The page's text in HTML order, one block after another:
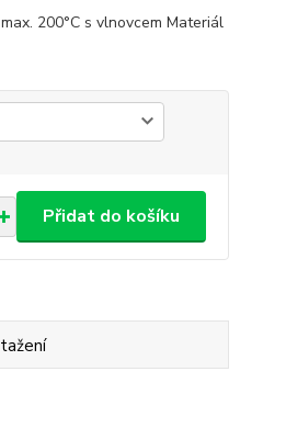
200°C s vlnovcem Materiál
Přidat do košíku